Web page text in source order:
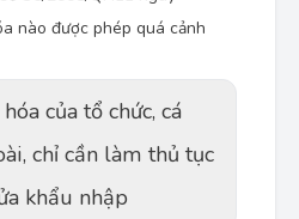
nào được phép quá cảnh
của tổ chức, cá
chỉ cần làm thủ tục
khẩu nhập